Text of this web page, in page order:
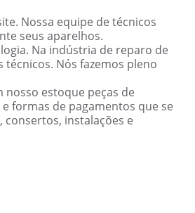
Nossa equipe de técnicos
seus aparelhos.
Na indústria de reparo de
Nós fazemos pleno
nosso estoque peças de
formas de pagamentos que se
instalações e